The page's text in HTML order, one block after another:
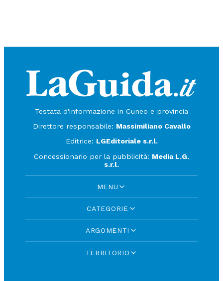
Testata d'informazione in Cuneo e provincia
Direttore responsabile: Massimiliano Cavallo
Editrice: LGEditoriale s.r.l.
Concessionario per la pubblicità: Media L.G.
s.r.l.
MENU
CATEGORIE
ARGOMENTI
TERRITORIO